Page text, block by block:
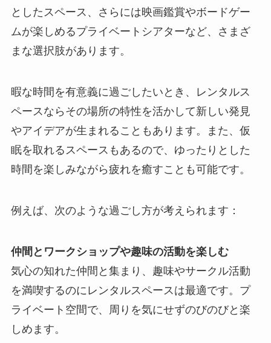
としたスペース、さらには映画鑑賞やボードゲー
ムが楽しめるプライベートシアターなど、さまざ
まな選択肢があります。
暇な時間を有意義に過ごしたいとき、レンタルス
ペースならその場所の特性を活かして新しい発見
やアイデアが生まれることもあります。また、仮
眠を取れるスペースもあるので、ゆったりとした
時間を楽しみながら疲れを癒すことも可能です。
例えば、次のような過ごし方が考えられます：
仲間とワークショップや趣味の活動を楽しむ
気心の知れた仲間と集まり、趣味やサークル活動
を満喫するのにレンタルスペースは最適です。プ
ライベート空間で、周りを気にせずのびのびと楽
しめます。